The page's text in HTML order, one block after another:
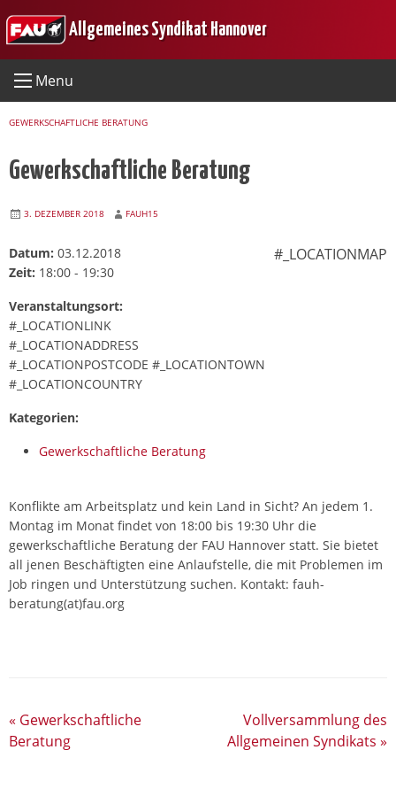
to
Allgemeines Syndikat Hannover
Menu
GEWERKSCHAFTLICHE BERATUNG
Gewerkschaftliche Beratung
3. DEZEMBER 2018 FAUH15
#_LOCATIONMAP
Datum: 03.12.2018
Zeit: 18:00 - 19:30
Veranstaltungsort:
#_LOCATIONLINK
#_LOCATIONADDRESS
#_LOCATIONPOSTCODE #_LOCATIONTOWN
#_LOCATIONCOUNTRY
Kategorien:
Gewerkschaftliche Beratung
Konflikte am Arbeitsplatz und kein Land in Sicht? An jedem 1.
Montag im Monat findet von 18:00 bis 19:30 Uhr die
gewerkschaftliche Beratung der FAU Hannover statt. Sie bietet
all jenen Beschäftigten eine Anlaufstelle, die mit Problemen im
Job ringen und Unterstützung suchen. Kontakt: fauh-
beratung(at)fau.org
« Gewerkschaftliche
Beratung
Vollversammlung des
Allgemeinen Syndikats »